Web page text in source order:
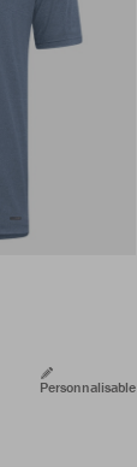
Personnalisable